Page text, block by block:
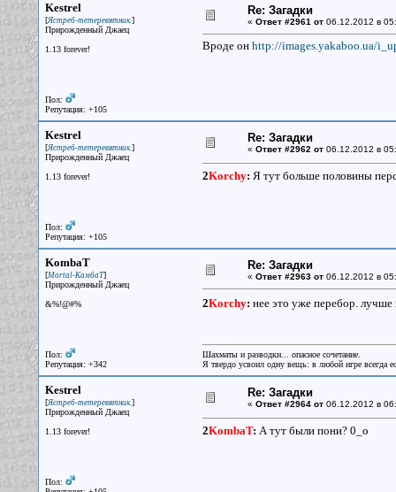
Kestrel
[Ястреб-тетеревятник.]
Прирожденный Джаец
1.13 forever!
Пол:
Репутация: +105
Re: Загадки
« Ответ #2961 от06.12.2012 в
Вроде он http://images.yakaboo.ua/
Kestrel
[Ястреб-тетеревятник.]
Прирожденный Джаец
1.13 forever!
Пол:
Репутация: +105
Re: Загадки
« Ответ #2962 от06.12.2012 в
2Korchy: Я тут больше половины
KombaT
[Mortal-КамбаТ]
Прирожденный Джаец
&%!@#%
Пол:
Репутация: +342
Re: Загадки
« Ответ #2963 от06.12.2012 в
2Korchy: нее это уже перебор.
Шахматы и разводки... опасное сочетание.
Я твердо усвоил одну вещь: в любой игре всегда
Kestrel
[Ястреб-тетеревятник.]
Прирожденный Джаец
1.13 forever!
Пол:
Re: Загадки
« Ответ #2964 от06.12.2012 в
2KombaT: А тут были пони? 0_о